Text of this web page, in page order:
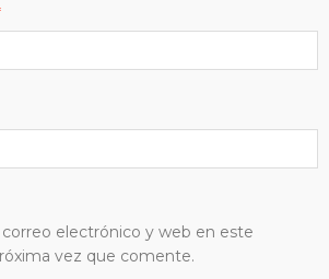
electrónico y web en este
vez que comente.